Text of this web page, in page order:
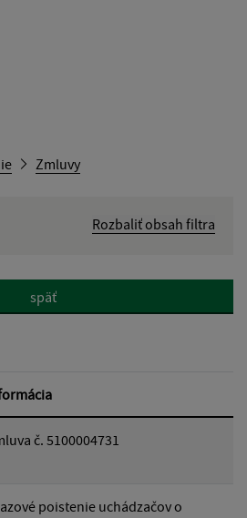
Zmluvy
Rozbaliť obsah filtra
späť
č. 5100004731
poistenie uchádzačov o